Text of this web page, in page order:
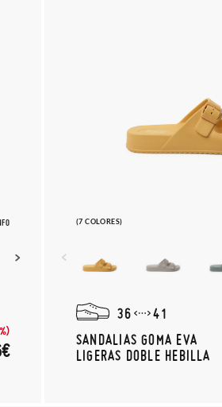
(7 COLORES)
36
41
SANDALIAS GOMA EVA
LIGERAS DOBLE HEBILLA